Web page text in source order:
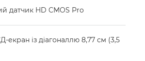
датчик HD CMOS Pro
із діагоналлю 8,77 см (3,5